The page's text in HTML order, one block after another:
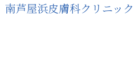
南芦屋浜皮膚科クリニック